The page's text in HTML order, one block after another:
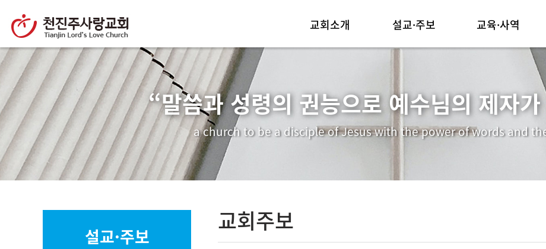
교회소개
예배안내
섬기는 이들
설교·주보
교회주보
행사동영상
교육·사역
선교사역
중보기도
“말씀과 성령의 권능으로 예수님의 제자
a church to be a disciple of Jesus with the power of words and
설교·주보
교회주보